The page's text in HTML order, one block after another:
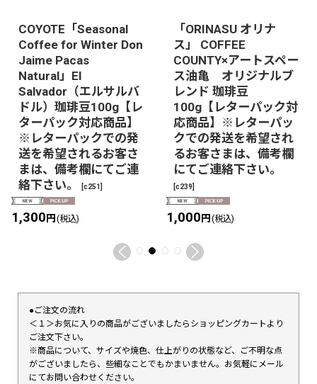
COYOTE「Seasonal
Coffee for Winter Don
Jaime Pacas
Natural」El
Salvador（エルサルバ
ドル）珈琲豆100g【レ
ターパック対応商品】
※レターパックでの発
送を希望されるお客さ
まは、備考欄にてご連
絡下さい。
[c251]
1,300円 (税込)
「ORINASU オリナ
ス」 COFFEE
COUNTY×アートスペー
ス油亀 オリジナルブ
レンド 珈琲豆
100g【レターパック対
応商品】※レターパッ
クでの発送を希望され
るお客さまは、備考欄
にてご連絡下さい。
[c239]
1,000円 (税込)
●ご注文の流れ
＜１＞お気に入りの商品がございましたらショッピングカートより
ご注文下さい。
※商品について、サイズや焼色、仕上がりの状態など、ご不明な点
がございましたら、些細なことでもかまいません。お気軽にメール
にてお問い合わせください。